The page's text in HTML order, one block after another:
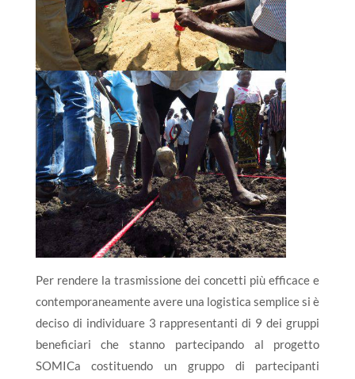
Per rendere la trasmissione dei concetti più efficace e
contemporaneamente avere una logistica semplice si è
deciso di individuare 3 rappresentanti di 9 dei gruppi
beneficiari che stanno partecipando al progetto
SOMICa costituendo un gruppo di partecipanti